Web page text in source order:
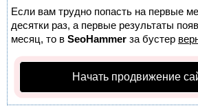
Если вам трудно попасть на первые
десятки раз, а первые результаты
месяц, то в SeoHammer за бустер
Начать продвижение